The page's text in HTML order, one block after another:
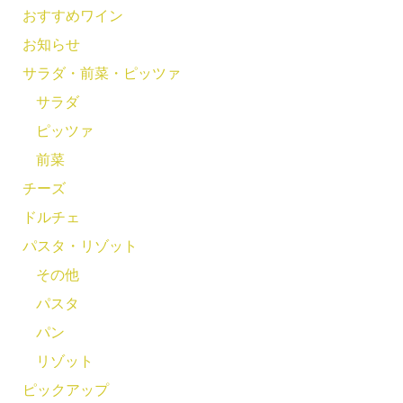
おすすめワイン
お知らせ
サラダ・前菜・ピッツァ
サラダ
ピッツァ
前菜
チーズ
ドルチェ
パスタ・リゾット
その他
パスタ
パン
リゾット
ピックアップ